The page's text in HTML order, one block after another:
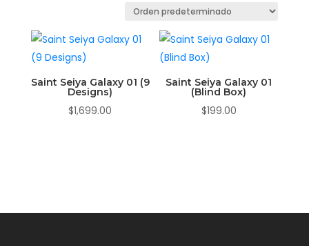
Saint Seiya Galaxy 01 (9
Designs)
$1,699.00
Saint Seiya Galaxy 01
(Blind Box)
$199.00